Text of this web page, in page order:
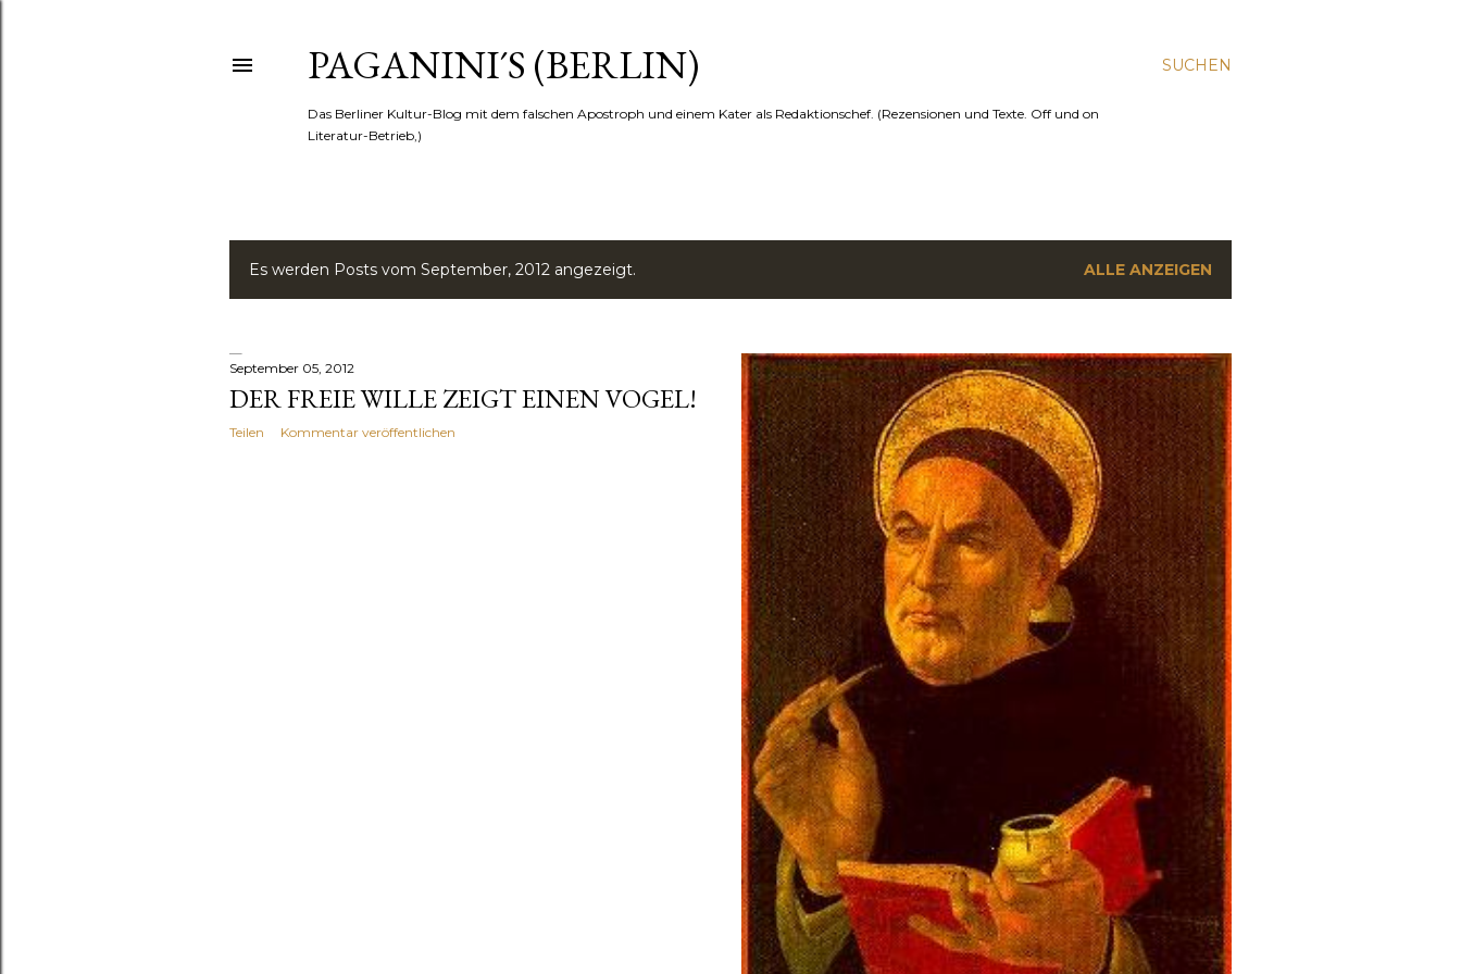
SUCHEN
PAGANINI´S (BERLIN)
Das Berliner Kultur-Blog mit dem falschen Apostroph und einem Kater als Redaktionschef. (Rezensionen und Texte. Off und on
Literatur-Betrieb,)
P
s
t
Es werden Posts vom September, 2012 angezeigt. ALLE ANZEIGEN
September 05, 2012
DER FREIE WILLE ZEIGT EINEN VOGEL!
Teilen Kommentar veröffentlichen